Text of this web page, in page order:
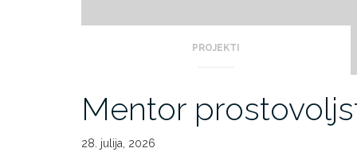
PROJEKTI
Mentor
28. julija, 2026